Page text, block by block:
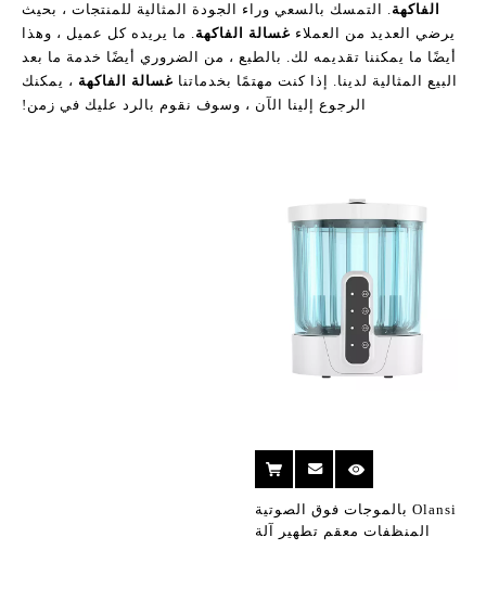
الفاكهة. التمسك بالسعي وراء الجودة المثالية للمنتجات ، بحيث
يرضي العديد من العملاء غسالة الفاكهة. ما يريده كل عميل ، وهذا
أيضًا ما يمكننا تقديمه لك. بالطبع ، من الضروري أيضًا خدمة ما بعد
البيع المثالية لدينا. إذا كنت مهتمًا بخدماتنا غسالة الفاكهة ، يمكنك
الرجوع إلينا الآن ، وسوف نقوم بالرد عليك في زمن!
Olansi بالموجات فوق الصوتية
المنظفات معقم تطهير آلة